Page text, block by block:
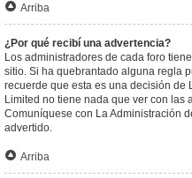
Arriba
¿Por qué recibí una advertencia?
Los administradores de cada foro
sitio. Si ha quebrantado alguna regla
recuerde que esta es una decisión de
Limited no tiene nada que ver con las
Comuníquese con La Administración
advertido.
Arriba